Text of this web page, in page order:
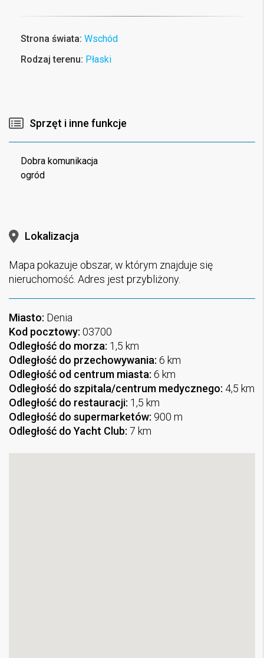
Strona świata: Wschód
Rodzaj terenu: Płaski
Sprzęt i inne funkcje
Dobra komunikacja
ogród
Lokalizacja
Mapa pokazuje obszar, w którym znajduje się
nieruchomość. Adres jest przybliżony.
Miasto: Denia
Kod pocztowy: 03700
Odległość do morza: 1,5 km
Odległość do przechowywania: 6 km
Odległość od centrum miasta: 6 km
Odległość do szpitala/centrum medycznego: 4,5 km
Odległość do restauracji: 1,5 km
Odległość do supermarketów: 900 m
Odległość do Yacht Club: 7 km